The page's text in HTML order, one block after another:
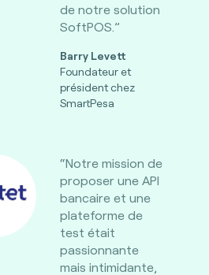
de notre solution
SoftPOS.”
Barry Levett
Foundateur et
président chez
SmartPesa
“Notre mission de
proposer une API
bancaire et une
plateforme de
test était
passionnante
mais intimidante,